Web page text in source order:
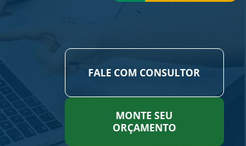
FALE COM CONSULTOR
MONTE SEU
ORÇAMENTO